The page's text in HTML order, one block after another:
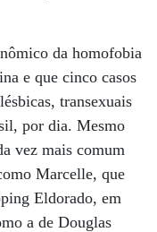
da homofobia
e que cinco casos
transexuais
por dia. Mesmo
vez mais comum
Marcelle, que
Eldorado, em
a de Douglas